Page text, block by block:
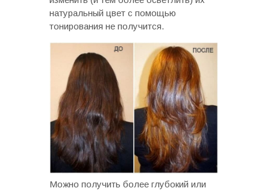
натуральный цвет с помощью
тонирования не получится.
Можно получить более глубокий или